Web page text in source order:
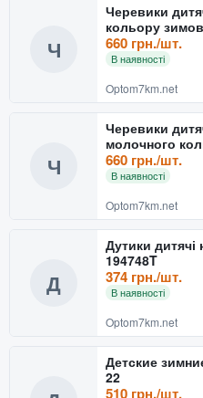
Ч
Черевики
кольору
660 грн./шт.
В наявності
Optom7km.net
Ч
Черевики
молочного
660 грн./шт.
В наявності
Optom7km.net
Д
Дутики дитячі
194748T
374 грн./шт.
В наявності
Optom7km.net
Детские
22
510 грн./шт.